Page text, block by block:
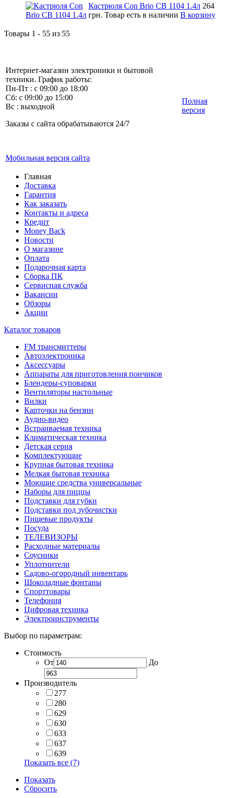
Кастрюля Con Brio CB 1104 1.4л 264
грн. Товар есть в наличии В корзину
Товары 1 - 55 из 55
Интернет-магазин электроники и бытовой
техники. График работы:
Пн-Пт : с 09:00 до 18:00
Сб: с 09:00 до 15:00
Вс : выходной
Заказы с сайта обрабатываются 24/7
Мобильная версия сайта
Полная
версия
Главная
Доставка
Гарантия
Как заказать
Контакты и адреса
Кредит
Money Back
Новости
О магазине
Оплата
Подарочная карта
Сборка ПК
Сервисная служба
Вакансии
Обзоры
Акции
Каталог товаров
FM трансмиттеры
Автоэлектроника
Аксессуары
Аппараты для приготовления пончиков
Блендеры-суповарки
Вентиляторы настольные
Вилки
Карточки на бензин
Аудио-видео
Встраиваемая техника
Климатическая техника
Детская серия
Комплектующие
Крупная бытовая техника
Мелкая бытовая техника
Моющие средства универсальные
Наборы для пиццы
Подставки для губки
Подставки под зубочистки
Пищевые продукты
Посуда
ТЕЛЕВИЗОРЫ
Расходные материалы
Соусники
Уплотнители
Садово-огородный инвентарь
Шоколадные фонтаны
Спорттовары
Телефония
Цифровая техника
Электроинструменты
Выбор по параметрам:
Стоимость
От
До
Производитель
277
280
629
630
633
637
639
Показать все (7)
Показать
Сбросить